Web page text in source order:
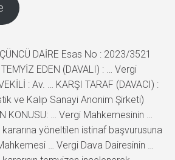
DAİRE Esas No : 2023/3521
EDEN (DAVALI) : … Vergi
: Av. … KARŞI TARAF (DAVACI) :
ve Kalıp Sanayi Anonim Şirketi)
KONUSU: … Vergi Mahkemesinin …
kararına yöneltilen istinaf başvurusuna
… Vergi Dava Dairesinin …